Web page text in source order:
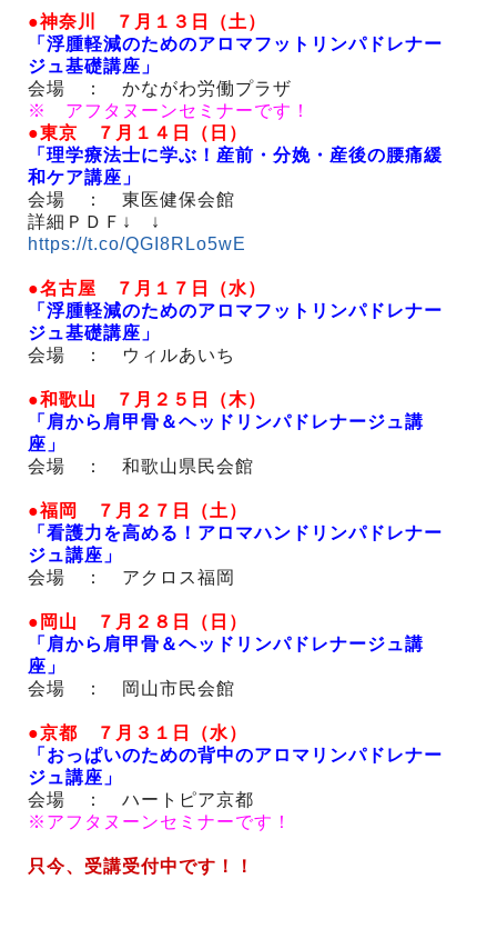
●神奈川 ７月１３日（土）
「浮腫軽減のためのアロマフットリンパドレナー
ジュ基礎講座」
会場 ： かながわ労働プラザ
※ アフタヌーンセミナーです！
●東京 ７月１４日（日）
「理学療法士に学ぶ！産前・分娩・産後の腰痛緩
和ケア講座」
会場 ： 東医健保会館
詳細ＰＤＦ↓ ↓
https://t.co/QGI8RLo5wE
●名古屋 ７月１７日（水）
「浮腫軽減のためのアロマフットリンパドレナー
ジュ基礎講座」
会場 ： ウィルあいち
●和歌山 ７月２５日（木）
「肩から肩甲骨＆ヘッドリンパドレナージュ講
座」
会場 ： 和歌山県民会館
●福岡 ７月２７日（土）
「看護力を高める！アロマハンドリンパドレナー
ジュ講座」
会場 ： アクロス福岡
●岡山 ７月２８日（日）
「肩から肩甲骨＆ヘッドリンパドレナージュ講
座」
会場 ： 岡山市民会館
●京都 ７月３１日（水）
「おっぱいのための背中のアロマリンパドレナー
ジュ講座」
会場 ： ハートピア京都
※アフタヌーンセミナーです！
只今、受講受付中です！！